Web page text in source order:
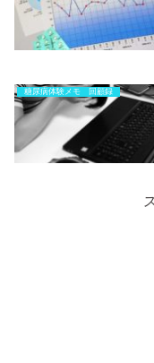
糖尿病体験メモ 回顧録